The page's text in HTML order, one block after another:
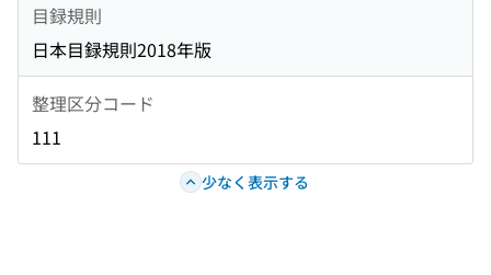
目録規則
日本目録規則2018年版
整理区分コード
111
少なく表示する